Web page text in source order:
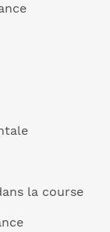
la course